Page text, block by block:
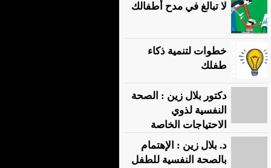
لا تبالغ في مدح أطفالك
خطوات لتنمية ذكاء
طفلك
دكتور بلال زين : الصحة
النفسية لذوي
الاحتياجات الخاصة
د. بلال زين : الإهتمام
بالصحة النفسية للطفل